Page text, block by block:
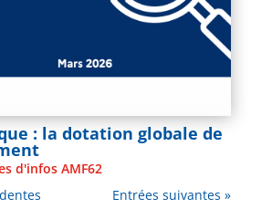
: la dotation globale de
d'infos AMF62
Entrées suivantes »